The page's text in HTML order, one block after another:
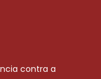
contra a